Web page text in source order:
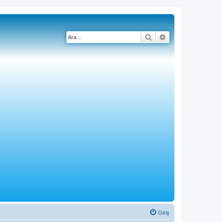
Ara Gelişmiş arama
Giriş